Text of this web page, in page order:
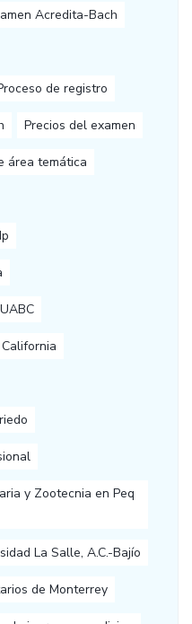
Acredita-Bach
de registro
Precios del examen
área temática
UABC
y Zootecnia en Peq
La Salle, A.C.-Bajío
de Monterrey